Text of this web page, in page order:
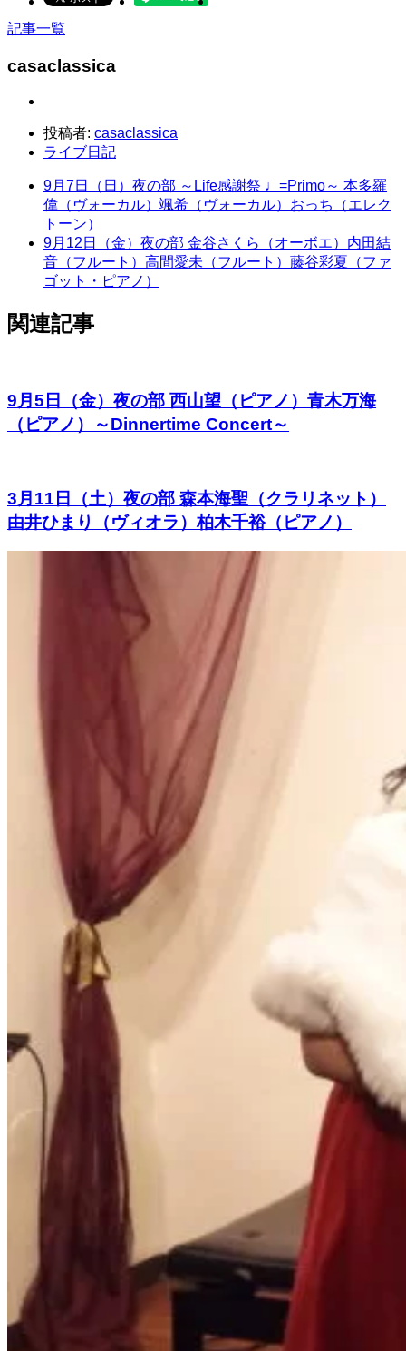
記事一覧
casaclassica
投稿者: casaclassica
ライブ日記
9月7日（日）夜の部 ～Life感謝祭 ♩=Primo～ 本多羅
偉（ヴォーカル）颯希（ヴォーカル）おっち（エレク
トーン）
9月12日（金）夜の部 金谷さくら（オーボエ）内田結
音（フルート）高間愛未（フルート）藤谷彩夏（ファ
ゴット・ピアノ）
関連記事
9月5日（金）夜の部 西山望（ピアノ）青木万海
（ピアノ）～Dinnertime Concert～
3月11日（土）夜の部 森本海聖（クラリネット）
由井ひまり（ヴィオラ）柏木千裕（ピアノ）